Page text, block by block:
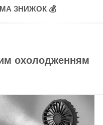
ЗНИЖОК 💰
охолодженням